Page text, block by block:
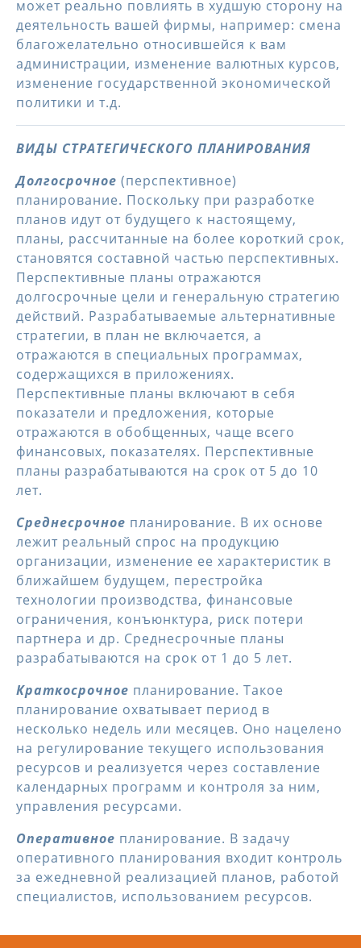
может реально повлиять в худшую сторону на
деятельность вашей фирмы, например: смена
благожелательно относившейся к вам
администрации, изменение валютных курсов,
изменение государственной экономической
политики и т.д.
ВИДЫ СТРАТЕГИЧЕСКОГО ПЛАНИРОВАНИЯ
Долгосрочное (перспективное)
планирование. Поскольку при разработке
планов идут от будущего к настоящему,
планы, рассчитанные на более короткий срок,
становятся составной частью перспективных.
Перспективные планы отражаются
долгосрочные цели и генеральную стратегию
действий. Разрабатываемые альтернативные
стратегии, в план не включается, а
отражаются в специальных программах,
содержащихся в приложениях.
Перспективные планы включают в себя
показатели и предложения, которые
отражаются в обобщенных, чаще всего
финансовых, показателях. Перспективные
планы разрабатываются на срок от 5 до 10
лет.
Среднесрочное планирование. В их основе
лежит реальный спрос на продукцию
организации, изменение ее характеристик в
ближайшем будущем, перестройка
технологии производства, финансовые
ограничения, конъюнктура, риск потери
партнера и др. Среднесрочные планы
разрабатываются на срок от 1 до 5 лет.
Краткосрочное планирование. Такое
планирование охватывает период в
несколько недель или месяцев. Оно нацелено
на регулирование текущего использования
ресурсов и реализуется через составление
календарных программ и контроля за ним,
управления ресурсами.
Оперативное планирование. В задачу
оперативного планирования входит контроль
за ежедневной реализацией планов, работой
специалистов, использованием ресурсов.